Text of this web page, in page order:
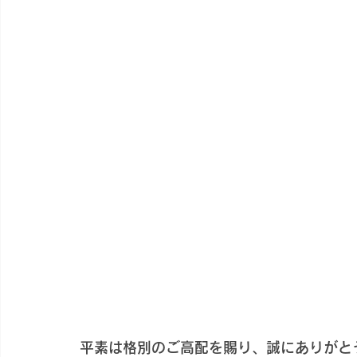
平素は格別のご高配を賜り、誠にありがと